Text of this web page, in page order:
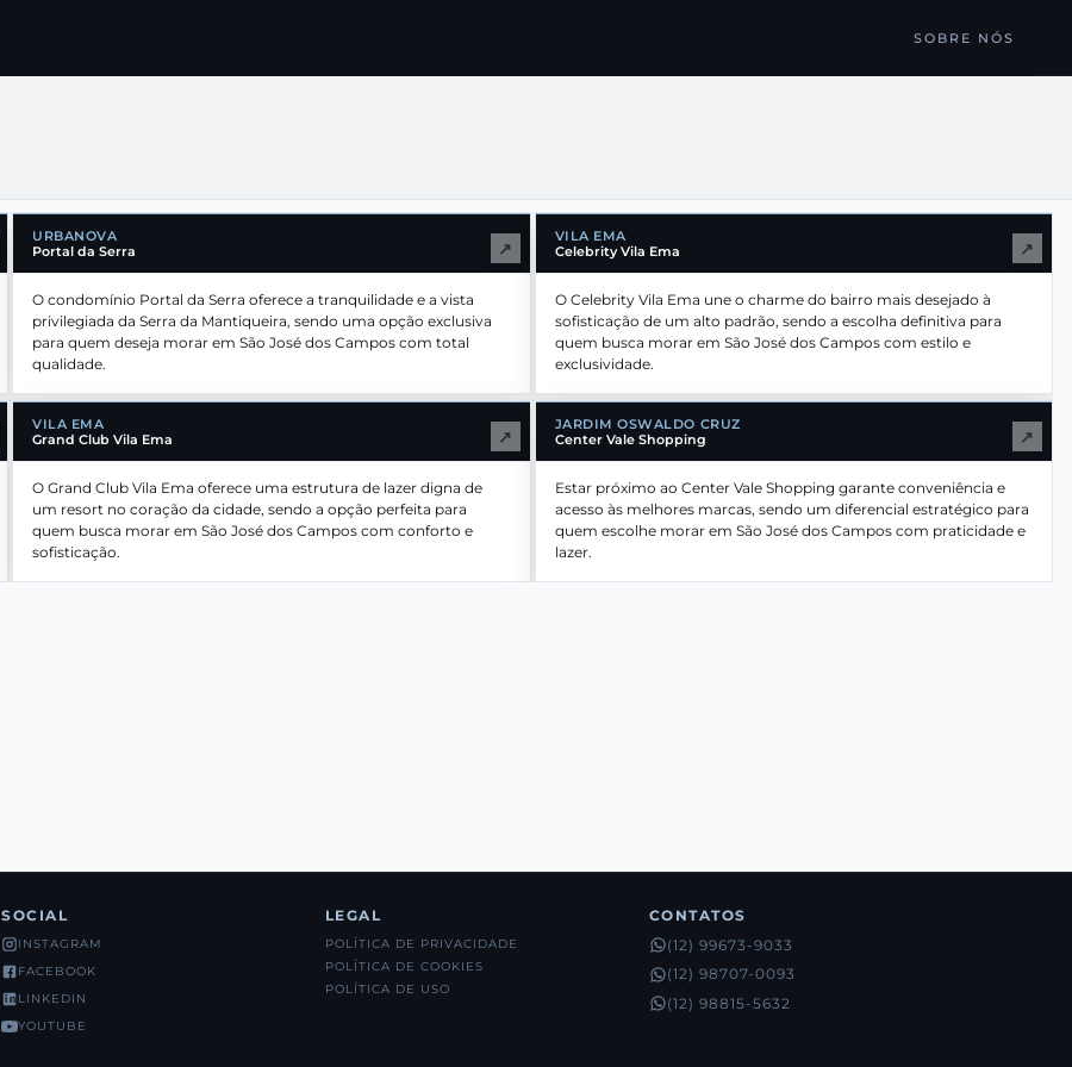
SOBRE NÓS
URBANOVA
Portal da Serra ↗
O condomínio Portal da Serra oferece a tranquilidade e a vista
privilegiada da Serra da Mantiqueira, sendo uma opção exclusiva
para quem deseja morar em São José dos Campos com total
qualidade.
VILA EMA
Celebrity Vila Ema ↗
O Celebrity Vila Ema une o charme do bairro mais desejado à
sofisticação de um alto padrão, sendo a escolha definitiva para
quem busca morar em São José dos Campos com estilo e
exclusividade.
VILA EMA
Grand Club Vila Ema ↗
O Grand Club Vila Ema oferece uma estrutura de lazer digna de
um resort no coração da cidade, sendo a opção perfeita para
quem busca morar em São José dos Campos com conforto e
sofisticação.
JARDIM OSWALDO CRUZ
Center Vale Shopping ↗
Estar próximo ao Center Vale Shopping garante conveniência e
acesso às melhores marcas, sendo um diferencial estratégico para
quem escolhe morar em São José dos Campos com praticidade e
lazer.
SOCIAL
INSTAGRAM
FACEBOOK
LINKEDIN
YOUTUBE
LEGAL
POLÍTICA DE PRIVACIDADE
POLÍTICA DE COOKIES
POLÍTICA DE USO
CONTATOS
(12) 99673-9033
(12) 98707-0093
(12) 98815-5632